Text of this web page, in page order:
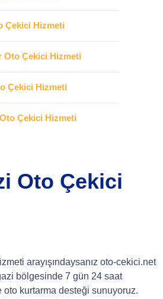
Çekici Hizmeti
Oto Çekici Hizmeti
Çekici Hizmeti
Çekici Hizmeti
Oto Çekici
arayışındaysanız oto-cekici.net
bölgesinde 7 gün 24 saat
oto kurtarma desteği sunuyoruz.